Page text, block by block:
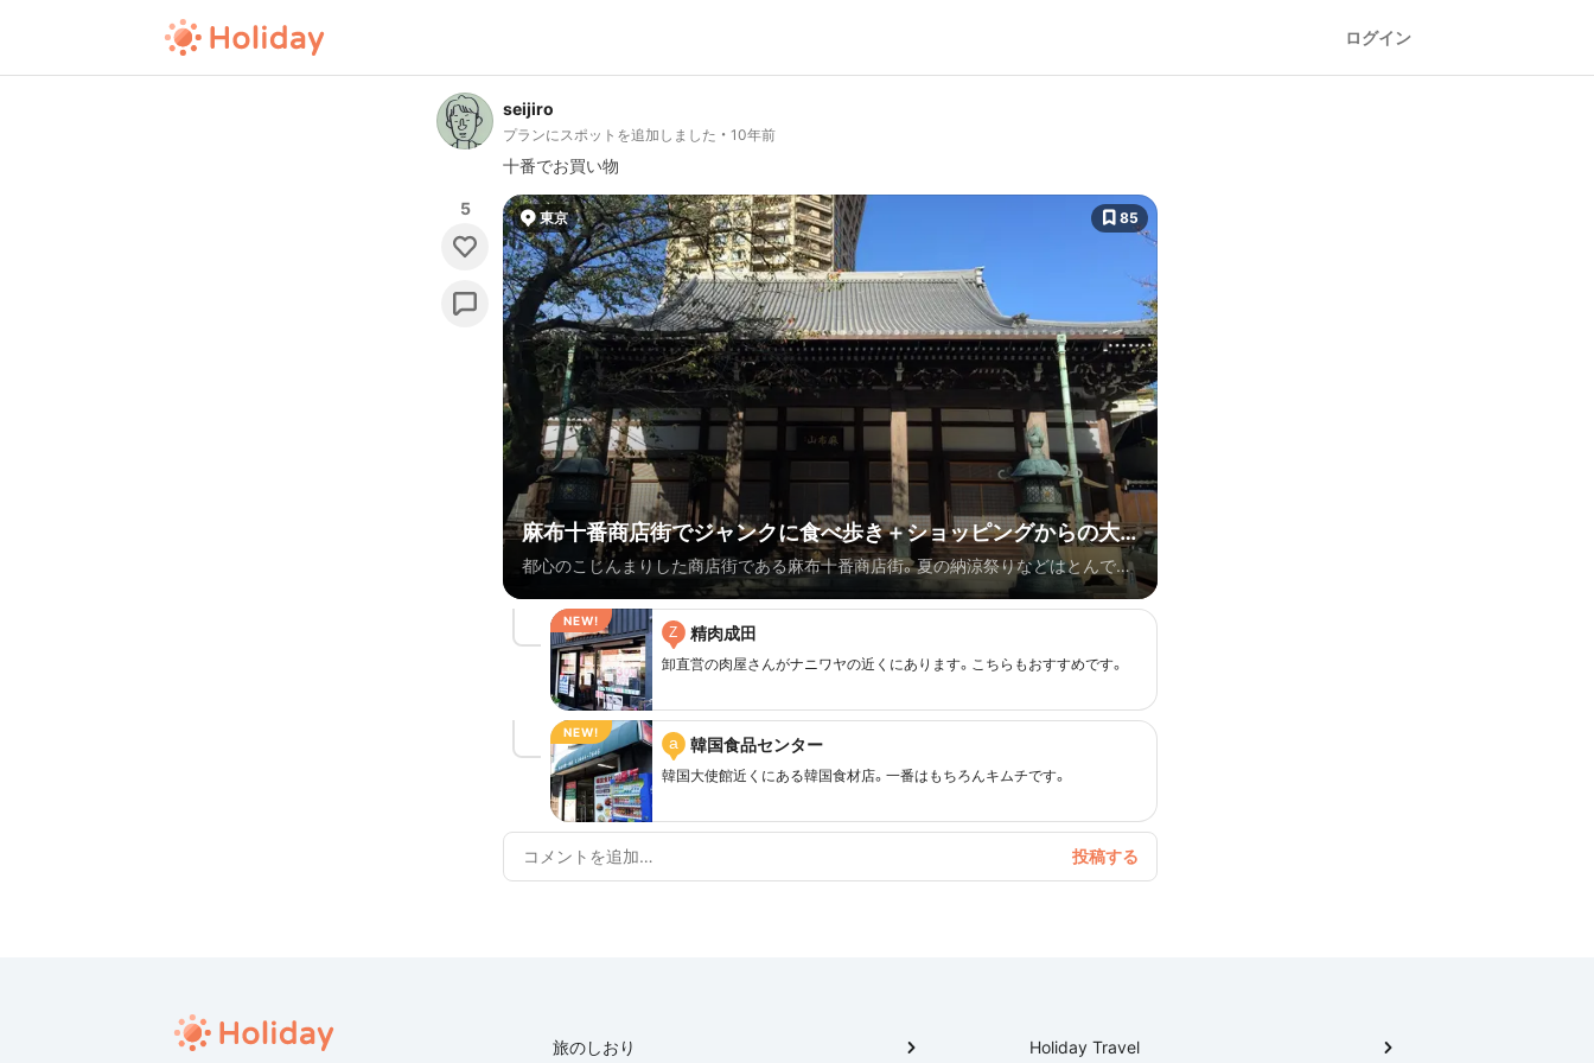
ログイン
seijiro
プランにスポットを追加しました 10年前
十番でお買い物
5 東京 85
麻布十番商店街でジャンクに食べ歩き＋ショッピングからの大
銀杏見物！
都心のこじんまりした商店街である麻布十番商店街。夏の納涼祭りなどはとんでも
ない人数が押し寄せる大人気イベントになっていますが、実は普段もバラエティに
富んだ面白いお店が沢山です。今回はハイエンドではなくジャンクに過ごすという
視点からまとめてみたので是非一度行って楽しんでみてください。 最後にシンボル
とも言える大銀杏が色づくこれからの季節に是非麻布山善福寺にも参拝を。
Z 精肉成田
卸直営の肉屋さんがナニワヤの近くにあります。こちらもおすすめです。
a 韓国食品センター
韓国大使館近くにある韓国食材店。一番はもちろんキムチです。
旅のしおり Holiday Travel